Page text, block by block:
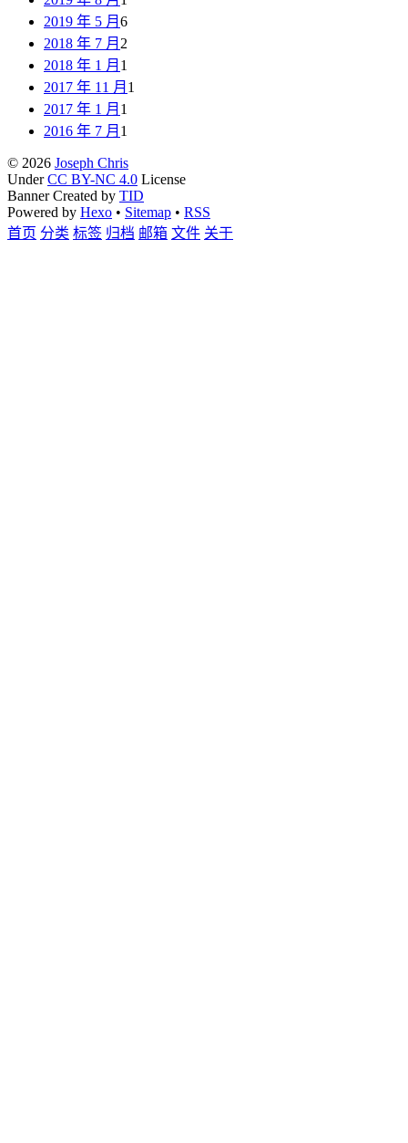
2019 年 5 月 6
2018 年 7 月 2
2018 年 1 月 1
2017 年 11 月 1
2017 年 1 月 1
2016 年 7 月 1
© 2026 Joseph Chris
UnderCC BY-NC 4.0 License
Banner Created by TID
Powered by Hexo • Sitemap • RSS
首页 分类 标签 归档 邮箱 文件 关于